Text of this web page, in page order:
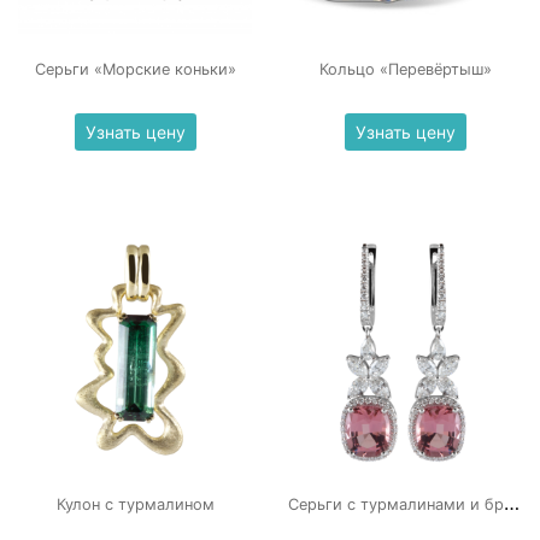
Серьги «Морские коньки»
Узнать цену
Кольцо «Перевёртыш»
Узнать цену
Кулон с турмалином С
ерьги с турмалинами и бриллиантами «Оксана»